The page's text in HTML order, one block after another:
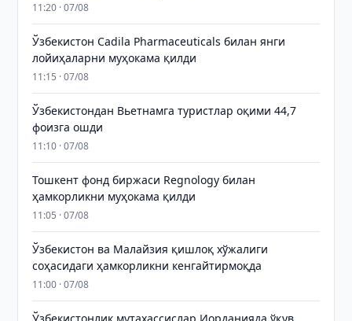
11:20 · 07/08
Ўзбекистон Cadila Pharmaceuticals билан янги
лойиҳаларни муҳокама қилди
11:15 · 07/08
Ўзбекистондан Вьетнамга туристлар оқими 44,7
фоизга ошди
11:10 · 07/08
Тошкент фонд биржаси Regnology билан
ҳамкорликни муҳокама қилди
11:05 · 07/08
Ўзбекистон ва Малайзия қишлоқ хўжалиги
соҳасидаги ҳамкорликни кенгайтирмоқда
11:00 · 07/08